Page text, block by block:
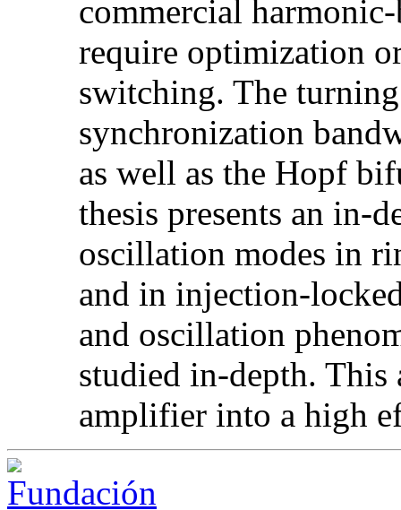
commercial
require optimization
switching. The
synchronization
as well as the Hopf
thesis presents an in-
oscillation modes in
and in injection-
and oscillation
studied in-depth.
amplifier into a high